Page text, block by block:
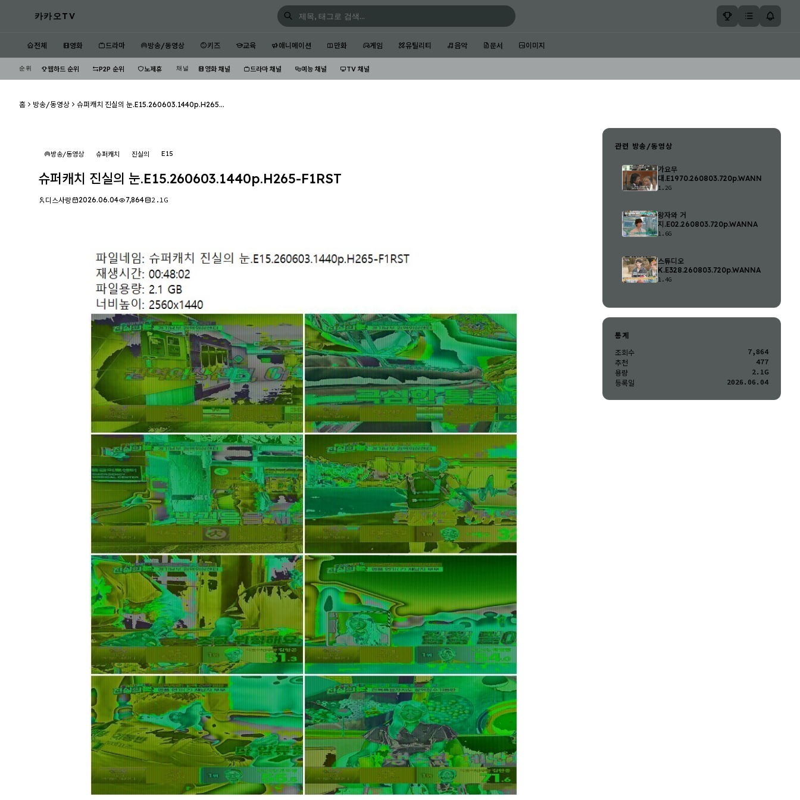
카카오TV
전체 영화 드라마 방송/동영상 키즈 교육 애니메이션 만화 게임 유틸리티 음악 문서 이미지
순위 웹하드 순위 P2P 순위 노제휴 채널 영화 채널 드라마 채널 예능 채널 TV 채널
홈 방송/동영상 슈퍼캐치 진실의 눈.E15.260603.1440p.H265...
방송/동영상 슈퍼캐치 진실의 E15
슈퍼캐치 진실의 눈.E15.260603.1440p.H265-F1RST
디스사랑 2026.06.04 7,864 2.1G
관련 방송/동영상
가요무
대.E1970.260803.720p.WANNA
1.2G
왕자와 거
지.E02.260803.720p.WANNA
1.6G
스튜디오
K.E328.260803.720p.WANNA
1.4G
통계
조회수
7,864
추천
477
용량
2.1G
등록일
2026.06.04